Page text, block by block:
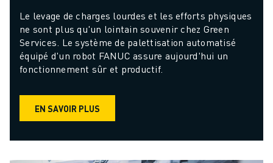
Le levage de charges lourdes et les efforts physiques
ne sont plus qu'un lointain souvenir chez Green
Services. Le système de palettisation automatisé
équipé d'un robot FANUC assure aujourd'hui un
fonctionnement sûr et productif.
EN SAVOIR PLUS